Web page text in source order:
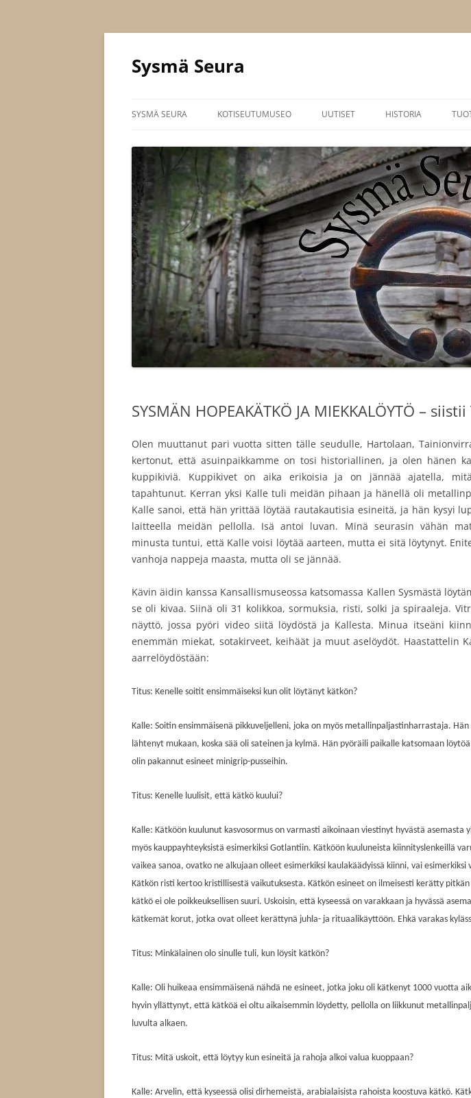
Siirry
Sysmä Seura
SYSMÄ SEURA
SÄÄNNÖT
JÄSENYYS
KOTISEUTUMUSEO UUTISET HISTORIA
SYSMÄN HOPEAKÄTKÖ JA MIEKKALÖYTÖ –
Olen muuttanut pari vuotta sitten tälle seudulle, Hartolaan,
kertonut, että asuinpaikkamme on tosi historiallinen, ja olen hänen
kuppikiviä. Kuppikivet on aika erikoisia ja on jännää ajatella,
tapahtunut. Kerran yksi Kalle tuli meidän pihaan ja hänellä oli
Kalle sanoi, että hän yrittää löytää rautakautisia esineitä, ja hän kysyi
laitteella meidän pellolla. Isä antoi luvan. Minä seurasin vähän
minusta tuntui, että Kalle voisi löytää aarteen, mutta ei sitä löytynyt.
vanhoja nappeja maasta, mutta oli se jännää.
Kävin äidin kanssa Kansallismuseossa katsomassa Kallen Sysmästä
se oli kivaa. Siinä oli 31 kolikkoa, sormuksia, risti, solki ja spiraaleja.
näyttö, jossa pyöri video siitä löydöstä ja Kallesta. Minua itseäni
enemmän miekat, sotakirveet, keihäät ja muut aselöydöt. Haastattelin
aarrelöydöstään:
Titus: Kenelle soitit ensimmäiseksi kun olit löytänyt kätkön?
Kalle: Soitin ensimmäisenä pikkuveljelleni, joka on myös metallinpaljastinharrastaja.
lähtenyt mukaan, koska sää oli sateinen ja kylmä. Hän pyöräili paikalle katsomaan
olin pakannut esineet minigrip-pusseihin.
Titus: Kenelle luulisit, että kätkö kuului?
Kalle: Kätköön kuulunut kasvosormus on varmasti aikoinaan viestinyt hyvästä asemasta
myös kauppayhteyksistä esimerkiksi Gotlantiin. Kätköön kuuluneista kiinnityslenkeillä
vaikea sanoa, ovatko ne alkujaan olleet esimerkiksi kaulakäädyissä kiinni, vai
Kätkön risti kertoo kristillisestä vaikutuksesta. Kätkön esineet on ilmeisesti kerätty
kätkö ei ole poikkeuksellisen suuri. Uskoisin, että kyseessä on varakkaan ja hyvässä
kätkemät korut, jotka ovat olleet kerättynä juhla- ja rituaalikäyttöön. Ehkä varakas
Titus: Minkälainen olo sinulle tuli, kun löysit kätkön?
Kalle: Oli huikeaa ensimmäisenä nähdä ne esineet, jotka joku oli kätkenyt 1000 vuotta
hyvin yllättynyt, että kätköä ei oltu aikaisemmin löydetty, pellolla on liikkunut
luvulta alkaen.
Titus: Mitä uskoit, että löytyy kun esineitä ja rahoja alkoi valua kuoppaan?
Kalle: Arvelin, että kyseessä olisi dirhemeistä, arabialaisista rahoista koostuva kätkö.